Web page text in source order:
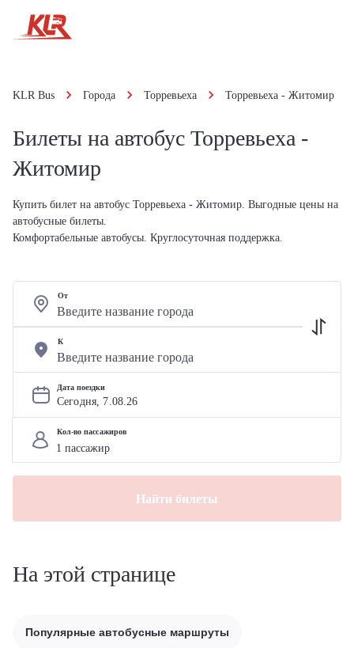
KLR Bus Города Торревьеха Торревьеха - Житомир
Билеты на автобус Торревьеха -
Житомир
Купить билет на автобус Торревьеха - Житомир. Выгодные цены на
автобусные билеты.
Комфортабельные автобусы. Круглосуточная поддержка.
От
К
Дата поездки
Сегодня, 7.08.26
Кол-во пассажиров
Найти билеты
На этой странице
Популярные автобусные маршруты